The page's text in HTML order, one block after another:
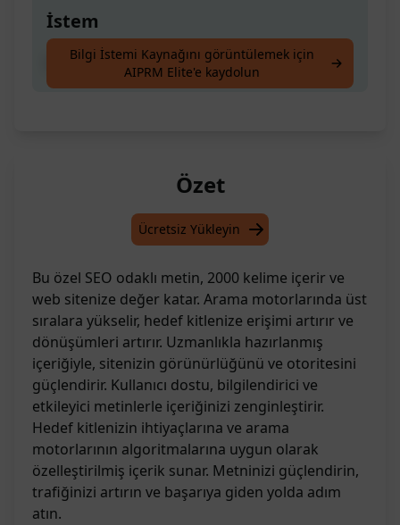
İstem
SEO, metin oluştur, 2000 kelime
Bilgi İstemi Kaynağını görüntülemek için
AIPRM Elite'e kaydolun
Özet
Ücretsiz Yükleyin
Bu özel SEO odaklı metin, 2000 kelime içerir ve
web sitenize değer katar. Arama motorlarında üst
sıralara yükselir, hedef kitlenize erişimi artırır ve
dönüşümleri artırır. Uzmanlıkla hazırlanmış
içeriğiyle, sitenizin görünürlüğünü ve otoritesini
güçlendirir. Kullanıcı dostu, bilgilendirici ve
etkileyici metinlerle içeriğinizi zenginleştirir.
Hedef kitlenizin ihtiyaçlarına ve arama
motorlarının algoritmalarına uygun olarak
özelleştirilmiş içerik sunar. Metninizi güçlendirin,
trafiğinizi artırın ve başarıya giden yolda adım
atın.